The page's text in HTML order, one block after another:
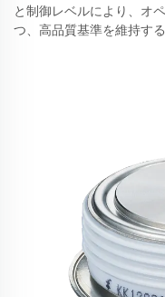
と制御レベルにより、オ
つ、高品質基準を維持す